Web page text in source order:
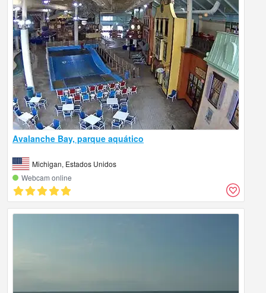
Avalanche Bay, parque aquático
Michigan, Estados Unidos
Webcam online